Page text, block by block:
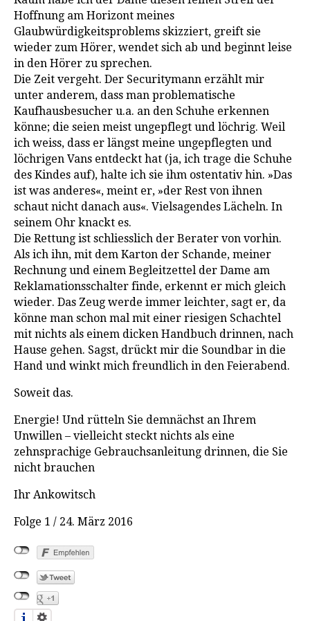
Hoffnung am Horizont meines
Glaubwürdigkeitsproblems skizziert, greift sie
wieder zum Hörer, wendet sich ab und beginnt leise
in den Hörer zu sprechen.
Die Zeit vergeht. Der Securitymann erzählt mir
unter anderem, dass man problematische
Kaufhausbesucher u.a. an den Schuhe erkennen
könne; die seien meist ungepflegt und löchrig. Weil
ich weiss, dass er längst meine ungepflegten und
löchrigen Vans entdeckt hat (ja, ich trage die Schuhe
des Kindes auf), halte ich sie ihm ostentativ hin. »Das
ist was anderes«, meint er, »der Rest von ihnen
schaut nicht danach aus«. Vielsagendes Lächeln. In
seinem Ohr knackt es.
Die Rettung ist schliesslich der Berater von vorhin.
Als ich ihn, mit dem Karton der Schande, meiner
Rechnung und einem Begleitzettel der Dame am
Reklamationsschalter finde, erkennt er mich gleich
wieder. Das Zeug werde immer leichter, sagt er, da
könne man schon mal mit einer riesigen Schachtel
mit nichts als einem dicken Handbuch drinnen, nach
Hause gehen. Sagst, drückt mir die Soundbar in die
Hand und winkt mich freundlich in den Feierabend.
Soweit das.
Energie! Und rütteln Sie demnächst an Ihrem
Unwillen – vielleicht steckt nichts als eine
zehnsprachige Gebrauchsanleitung drinnen, die Sie
nicht brauchen
Ihr Ankowitsch
Folge 1 / 24. März 2016